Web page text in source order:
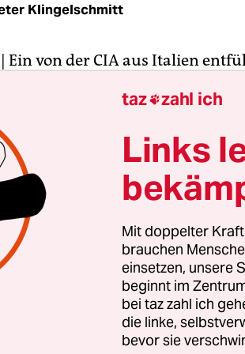
Klingelschmitt
| Ein von der CIA aus Italien
worden sein. Das jedenfalls
Luber, der sich seit
Bislang war man davon
militanten Moslems Abu
nach Kairo in Ramstein
hingegen ist überzeugt, dass
organisiert" wurde.
in Mainz auf Einladung der
in den USA erschienene
Steve Hendricks
taz zahl ich
Links
Mit doppelter
brauchen
einsetzen, unsere
beginnt im
bei taz zahl ich
die linke,
bevor sie